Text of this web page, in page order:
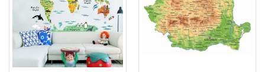
Stickere Panou Poze